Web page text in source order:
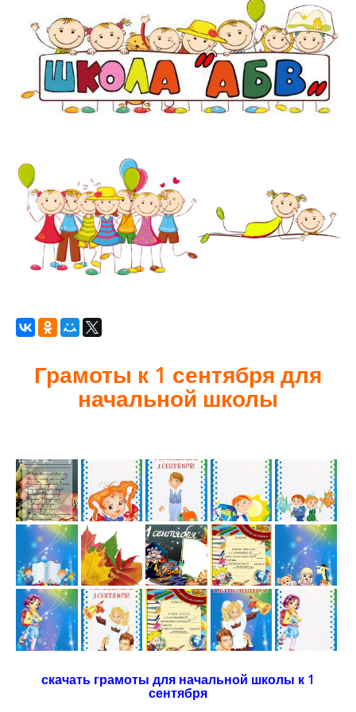
Грамоты к 1 сентября для
начальной школы
скачать грамоты для начальной школы к 1
сентября